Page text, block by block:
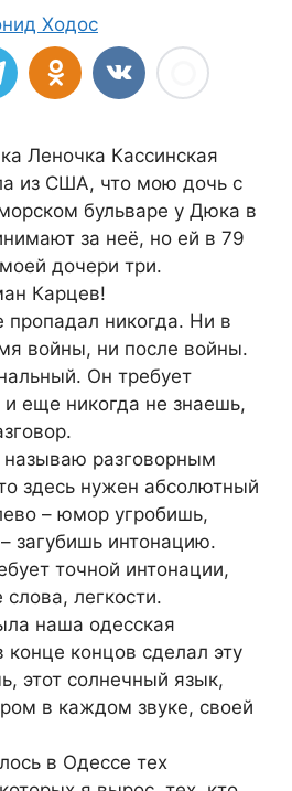
Ходос
Леночка Кассинская
из США, что мою дочь с
бульваре у Дюка в
за неё, но ей в 79
дочери три.
Карцев!
никогда. Ни в
войны, ни после войны.
Он требует
и еще никогда не знаешь,
разговорным
здесь нужен абсолютный
– юмор угробишь,
загубишь интонацию.
точной интонации,
слова, легкости.
наша одесская
конце концов сделал эту
этот солнечный язык,
в каждом звуке, своей
в Одессе тех